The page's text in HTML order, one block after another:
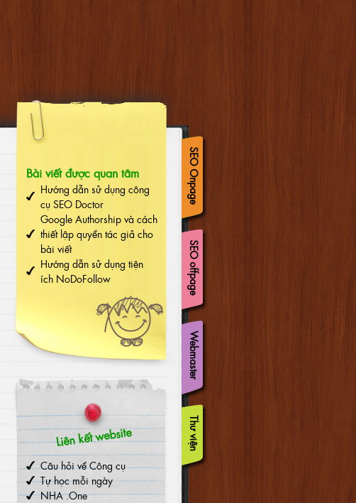
SEO Onpage
SEO offpage
Webmaster
Thư viện
Bài viết được quan tâm
Hướng dẫn sử dụng công
cụ SEO Doctor
Google Authorship và cách
thiết lập quyền tác giả cho
bài viết
Hướng dẫn sử dụng tiện
ích NoDoFollow
Liên kết website
Câu hỏi về Công cụ
Tự học mỗi ngày
NHA .One